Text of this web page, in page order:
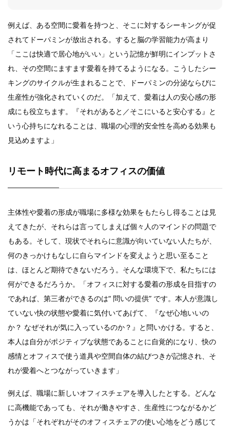
例えば、ある空間に愛着を持つと、そこに対するシーキングが促
されてドーパミンが放出される。すると脳の学習能力が高まり
「ここは快適で居心地がいい」という記憶が鮮明にインプットさ
れ、その空間にますます愛着を持てるようになる。こうしたシー
キングのサイクルが生まれることで、ドーパミンの分泌ならびに
生産性が強化されていくのだ。「加えて、愛着は人の安心感の形
成にも役立ちます。『それがあると／そこにいると安心する』と
いう心持ちになれることは、職場の心理的安全性を高める効果も
見込めますよ」
リモート時代に高まるオフィスの価値
主体性や愛着の形成が職場に多様な効果をもたらし得ることは見
えてきたが、それらは言ってしまえば個々人のマインドの問題で
もある。そして、現状でそれらに意識が向いていない人たちが、
何のきっかけもなしに自らマインドを変えようと思い至ること
は、ほとんど期待できないだろう。そんな環境下で、私たちには
何ができるだろうか。「オフィスに対する愛着の形成を目指すの
であれば、第三者ができるのは“ 問いの提供” です。本人が意識し
ていない快の状態や愛着に気付いてあげて、『なぜ心地いいの
か？ なぜそれが気に入っているのか？』と問いかける。すると、
本人は自分がポジティブな状態であることに自覚的になり、快の
感情とオフィスで使う道具や空間自体の結びつきが記憶され、そ
れが愛着へとつながっていきます」
例えば、職場に新しいオフィスチェアを導入したとする。どんな
に高機能であっても、それが働きやすさ、生産性につながるかど
うかは「それぞれがそのオフィスチェアの使い心地をどう感じて